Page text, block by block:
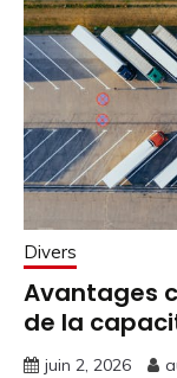
Divers
Avantages
de la
juin 2, 2026